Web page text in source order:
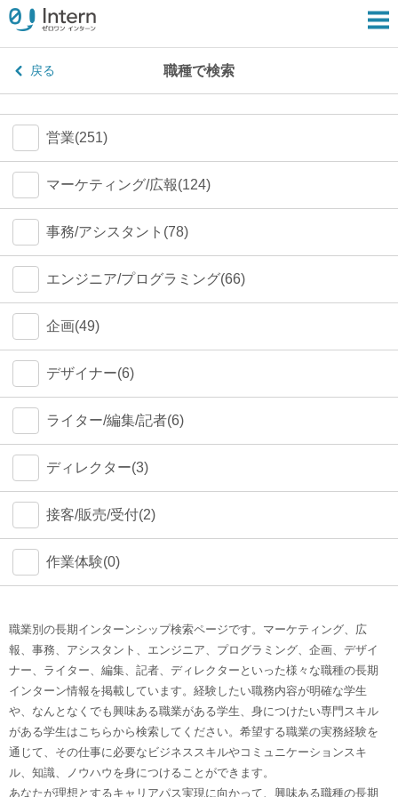
戻る 職種で検索
営業(251)
マーケティング/広報(124)
事務/アシスタント(78)
エンジニア/プログラミング(66)
企画(49)
デザイナー(6)
ライター/編集/記者(6)
ディレクター(3)
接客/販売/受付(2)
作業体験(0)
職業別の長期インターンシップ検索ページです。マーケティング、広
報、事務、アシスタント、エンジニア、プログラミング、企画、デザイ
ナー、ライター、編集、記者、ディレクターといった様々な職種の長期
インターン情報を掲載しています。経験したい職務内容が明確な学生
や、なんとなくでも興味ある職業がある学生、身につけたい専門スキル
がある学生はこちらから検索してください。希望する職業の実務経験を
通じて、その仕事に必要なビジネススキルやコミュニケーションスキ
ル、知識、ノウハウを身につけることができます。
あなたが理想とするキャリアパス実現に向かって、興味ある職種の長期